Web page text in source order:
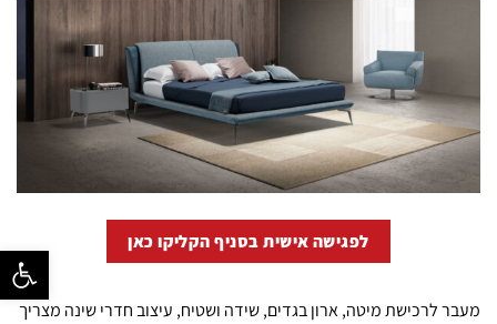
פתח
לפגישה אישית בסניף הקליקו כאן
מעבר לרכישת מיטה, ארון בגדים, שידה ושטיח, עיצוב חדרי שינה מצריך